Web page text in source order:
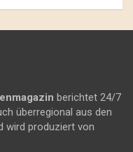
berichtet 24/7
überregional aus den
wird produziert von